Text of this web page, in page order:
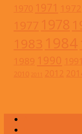
1970 1971 1972
1977 1978
1983 1984
1989 1990 1991
2010 2011 2012